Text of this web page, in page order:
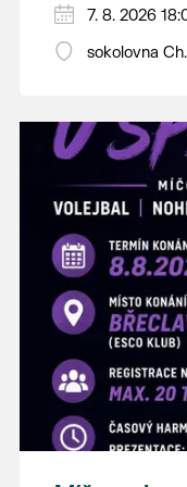
PÁTEK 7. srpna
18:00 - ruční
14:00 - krojový
hostince “U
16:00 -
21:00 - večerní
K tanci a
Lanžhotčané.
Těšíme se na
7. 8. 2026
sokolovna